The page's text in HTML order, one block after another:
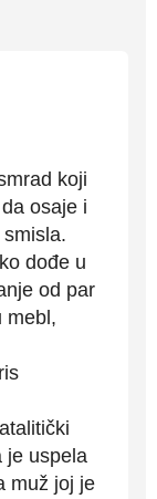
koji
osaje i
dođe u
od par
mebl,
je uspela
muž joj je